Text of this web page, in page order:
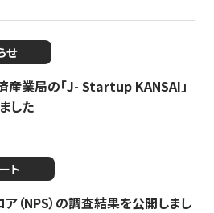
せ
産業局の「J- Startup KANSAI」
した
ト
（NPS）の調査結果を公開しまし